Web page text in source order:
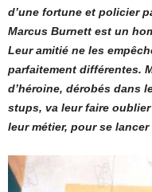
d’une fortune et policier
Marcus Burnett est un
Leur amitié ne les
parfaitement différentes.
d’héroine, dérobés dans
stups, va leur faire
leur métier, pour se